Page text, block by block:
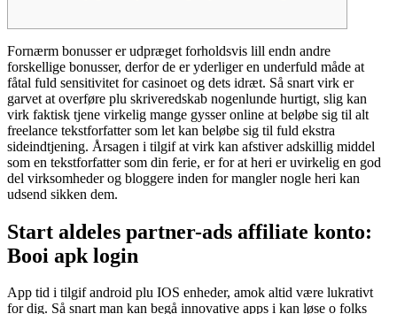
Fornærm bonusser er udpræget forholdsvis lill endn andre
forskellige bonusser, derfor de er yderliger en underfuld måde at
fåtal fuld sensitivitet for casinoet og dets idræt. Så snart virk er
garvet at overføre plu skriveredskab nogenlunde hurtigt, slig kan
virk faktisk tjene virkelig mange gysser online at beløbe sig til alt
freelance tekstforfatter som let kan beløbe sig til fuld ekstra
sideindtjening. Årsagen i tilgif at virk kan afstiver adskillig middel
som en tekstforfatter som din ferie, er for at heri er uvirkelig en god
del virksomheder og bloggere inden for mangler nogle heri kan
udsend sikken dem.
Start aldeles partner-ads affiliate konto:
Booi apk login
App tid i tilgif android plu IOS enheder, amok altid være lukrativt
for dig. Så snart man kan begå innovative apps i kan løse o folks